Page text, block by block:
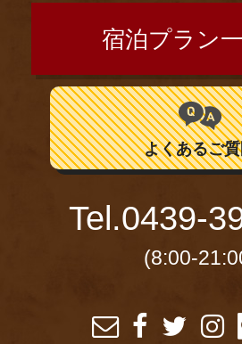
宿泊プラン
よくあるご
Tel.0439-
(8:00-